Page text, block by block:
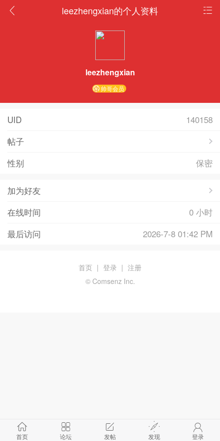
leezhengxian的个人资料
leezhengxian
帅哥会员
UID
140158
帖子
性别
保密
加为好友
在线时间
0 小时
最后访问
2026-7-8 01:42 PM
首页 论坛 发帖 发现 登录
首页 | 登录 | 注册
© Comsenz Inc.